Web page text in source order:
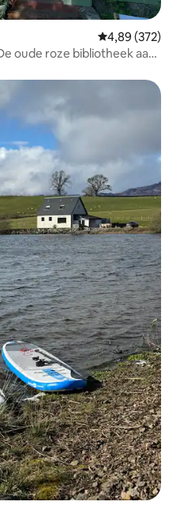
Gemiddelde
4,89 (372)
oude roze bibliotheek aan